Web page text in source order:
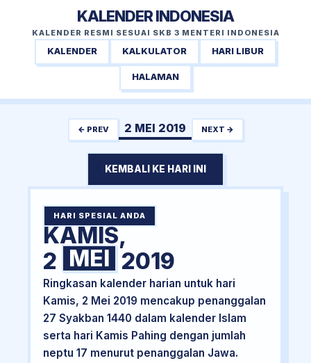
KALENDER INDONESIA
KALENDER RESMI SESUAI SKB 3 MENTERI INDONESIA
KALENDER KALKULATOR HARI LIBUR
HALAMAN
← PREV 2 MEI 2019 NEXT →
KEMBALI KE HARI INI
HARI SPESIAL ANDA
KAMIS,
2 MEI 2019
Ringkasan kalender harian untuk hari
Kamis, 2 Mei 2019 mencakup penanggalan
27 Syakban 1440 dalam kalender Islam
serta hari Kamis Pahing dengan jumlah
neptu 17 menurut penanggalan Jawa.